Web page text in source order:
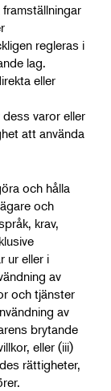
regleras i
lag.
eller
varor eller
att använda
och hålla
och
krav,
ur eller i
av
och tjänster
av
brytande
eller (iii)
rättigheter,